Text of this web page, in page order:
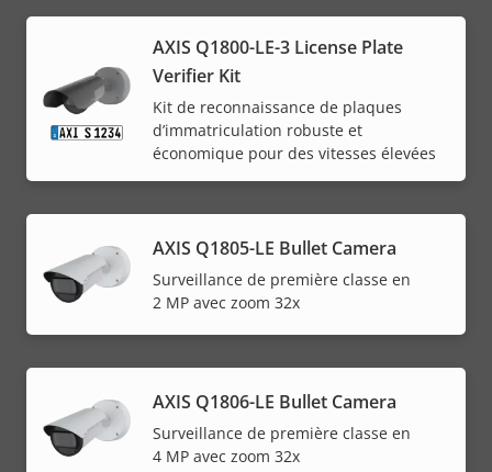
AXIS Q1800-LE-3 License Plate
Verifier Kit
Kit de reconnaissance de plaques
d’immatriculation robuste et
économique pour des vitesses élevées
AXIS Q1805-LE Bullet Camera
Surveillance de première classe en
2 MP avec zoom 32x
AXIS Q1806-LE Bullet Camera
Surveillance de première classe en
4 MP avec zoom 32x